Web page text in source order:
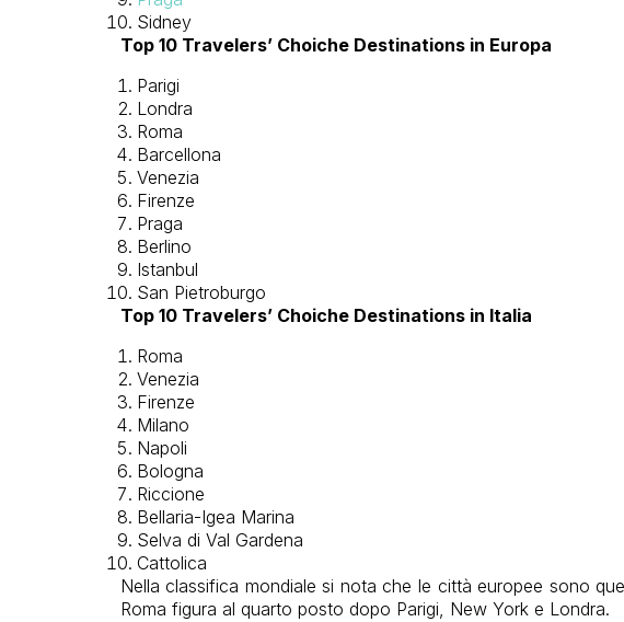
Sidney
Top 10 Travelers’ Choiche Destinations in Europa
Parigi
Londra
Roma
Barcellona
Venezia
Firenze
Praga
Berlino
Istanbul
San Pietroburgo
Top 10 Travelers’ Choiche Destinations in Italia
Roma
Venezia
Firenze
Milano
Napoli
Bologna
Riccione
Bellaria-Igea Marina
Selva di Val Gardena
Cattolica
Nella classifica mondiale si nota che le città europee sono
Roma figura al quarto posto dopo Parigi, New York e Londra.